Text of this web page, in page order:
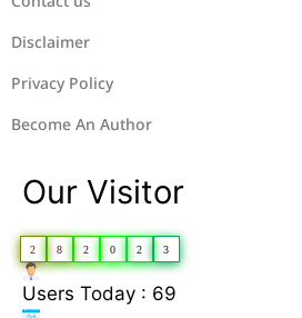
Disclaimer
Privacy Policy
Become An Author
Our Visitor
2 8 2 0 2 3
Users Today : 69